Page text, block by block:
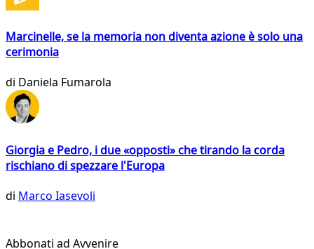
Marcinelle, se la memoria non diventa azione è solo una
cerimonia
di Daniela Fumarola
Giorgia e Pedro, i due «opposti» che tirando la corda
rischiano di spezzare l'Europa
di Marco Iasevoli
Abbonati ad Avvenire